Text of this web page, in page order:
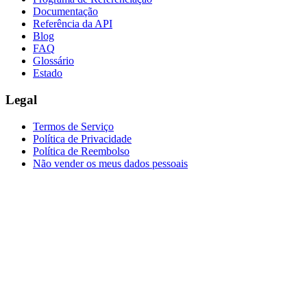
Documentação
Referência da API
Blog
FAQ
Glossário
Estado
Legal
Termos de Serviço
Política de Privacidade
Política de Reembolso
Não vender os meus dados pessoais